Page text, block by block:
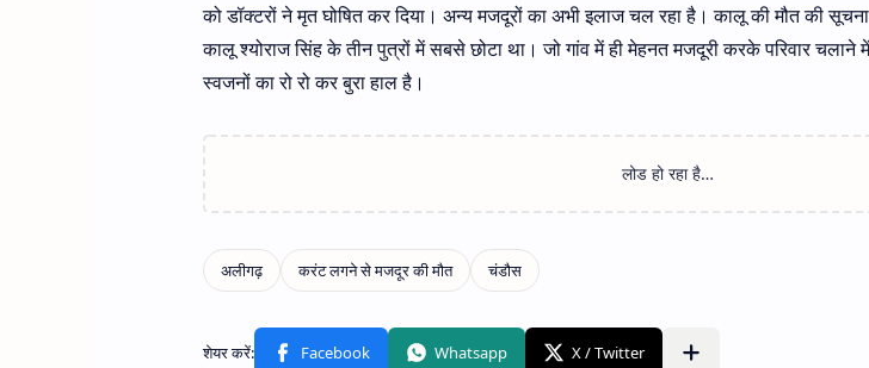
को डॉक्टरों ने मृत घोषित कर दिया। अन्य मजदूरों का अभी इलाज चल रहा है। कालू की मौत की
कालू श्योराज सिंह के तीन पुत्रों में सबसे छोटा था। जो गांव में ही मेहनत मजदूरी करके परिवार
स्वजनों का रो रो कर बुरा हाल है।